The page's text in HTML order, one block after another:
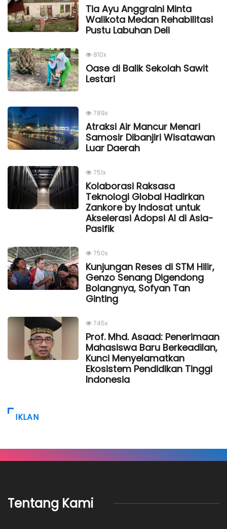
Tia Ayu Anggraini Minta
Walikota Medan Rehabilitasi
Pustu Labuhan Deli
810x
Oase di Balik Sekolah Sawit
Lestari
789x
Atraksi Air Mancur Menari
Samosir Dibanjiri Wisatawan
Luar Daerah
751x
Kolaborasi Raksasa
Teknologi Global Hadirkan
Zankore by Indosat untuk
Akselerasi Adopsi AI di Asia-
Pasifik
750x
Kunjungan Reses di STM Hilir,
Genzo Senang Digendong
Bolangnya, Sofyan Tan
Ginting
745x
Prof. Mhd. Asaad: Penerimaan
Mahasiswa Baru Berkeadilan,
Kunci Menyelamatkan
Ekosistem Pendidikan Tinggi
Indonesia
IKLAN
Tentang Kami